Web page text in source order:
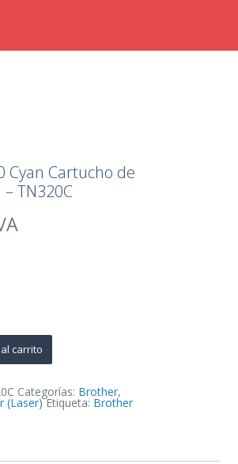
Cyan Cartucho de
TN320C
carrito
Categorías: Brother,
(Laser) Etiqueta: Brother